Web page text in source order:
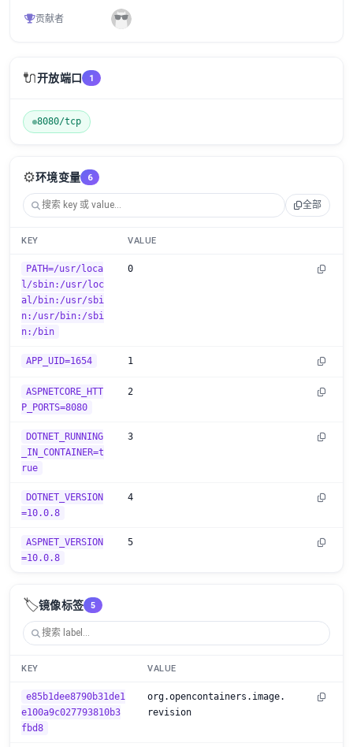
贡献者
🔌开放端口 1
8080/tcp
⚙️环境变量 6
全部
KEY VALUE
PATH=/usr/loca
l/sbin:/usr/loc
al/bin:/usr/sbi
n:/usr/bin:/sbi
n:/bin
0
APP_UID=1654 1
ASPNETCORE_HTT
P_PORTS=8080
2
DOTNET_RUNNING
_IN_CONTAINER=t
rue
3
DOTNET_VERSION
=10.0.8
4
ASPNET_VERSION
=10.0.8
5
🏷️镜像标签 5
KEY VALUE
e85b1dee8790b31de1
e100a9c027793810b3
fbd8
org.opencontainers.image.
revision